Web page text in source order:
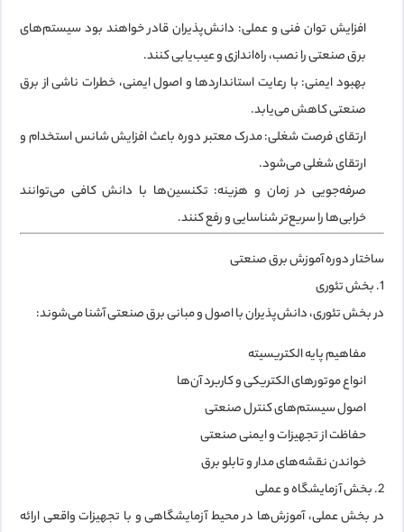
افزایش توان فنی و عملی: دانش‌پذیران قادر خواهند بود سیستم‌های
برق صنعتی را نصب، راه‌اندازی و عیب‌یابی کنند.
بهبود ایمنی: با رعایت استانداردها و اصول ایمنی، خطرات ناشی از برق
صنعتی کاهش می‌یابد.
ارتقای فرصت شغلی:مدرک معتبر دوره باعث افزایش شانس استخدام و
ارتقای شغلی می‌شود.
صرفه‌جویی در زمان و هزینه: تکنسین‌ها با دانش کافی می‌توانند
خرابی‌ها را سریع‌تر شناسایی و رفع کنند.
ساختار دوره آموزش برق صنعتی
1. بخش تئوری
در بخش تئوری، دانش‌پذیران با اصول و مبانی برق صنعتی آشنا می‌شوند:
مفاهیم پایه الکتریسیته
انواع موتورهای الکتریکی و کاربرد آن‌ها
اصول سیستم‌های کنترل صنعتی
حفاظت از تجهیزات و ایمنی صنعتی
خواندن نقشه‌های مدار و تابلو برق
2. بخش آزمایشگاه و عملی
در بخش عملی، آموزش‌ها در محیط آزمایشگاهی و با تجهیزات واقعی ارائه